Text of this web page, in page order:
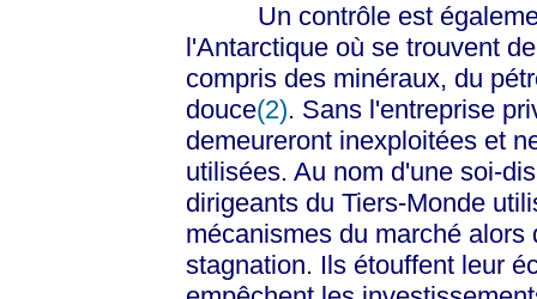
Un contrôle est
l'Antarctique où se trouvent
compris des minéraux, du
douce(2). Sans l'entreprise
demeureront inexploitées et
utilisées. Au nom d'une soi-
dirigeants du Tiers-Monde
mécanismes du marché
stagnation. Ils étouffent leur